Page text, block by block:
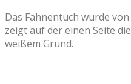
Das Fahnentuch wurde
zeigt auf der einen Seite
weißem Grund.